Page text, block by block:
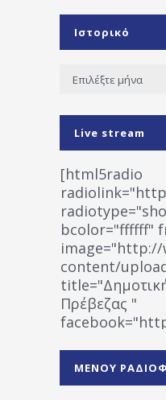
Ιστορικό
Ιστορικό
Live stream
[html5radio
bcolor="ffffff"
image="http://
content/
Πρέβεζας "
ΜΕΝΟΥ